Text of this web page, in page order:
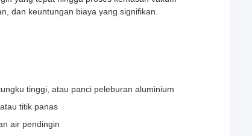
dan keuntungan biaya yang signifikan.
tinggi, atau panci peleburan aluminium
titik panas
air pendingin